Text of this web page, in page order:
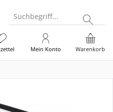
Suchbegriff...
Warenkorb
Mein Konto